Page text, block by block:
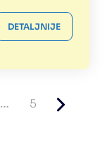
DETALJNIJE
… 5
5